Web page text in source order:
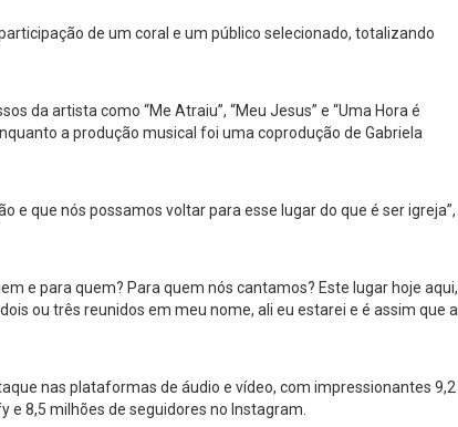
de um coral e um público selecionado, totalizando
da artista como “Me Atraiu”, “Meu Jesus” e “Uma Hora é
a produção musical foi uma coprodução de Gabriela
e que nós possamos voltar para esse lugar do que é ser igreja”,
e para quem? Para quem nós cantamos? Este lugar hoje aqui,
ou três reunidos em meu nome, ali eu estarei e é assim que a
nas plataformas de áudio e vídeo, com impressionantes 9,2
e 8,5 milhões de seguidores no Instagram.